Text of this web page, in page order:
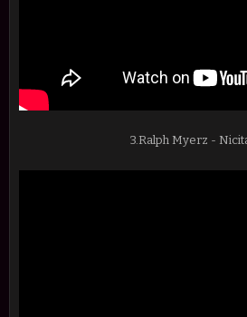
3.Ralph Myerz -